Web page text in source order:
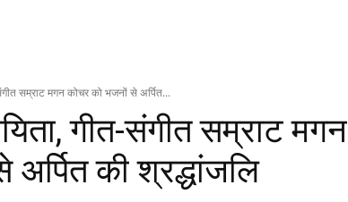
सम्राट मगन कोचर को भजनों से अर्पित...
गीत-संगीत सम्राट मगन
की श्रद्धांजलि